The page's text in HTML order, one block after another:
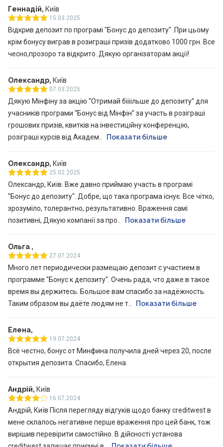
Геннадій, Київ
15.03.2025
Відкрив депозит по програмі "Бонус до депозиту" .При цьому
крім бонусу виграв в розиграші призів додатково 1000 грн. Все
чесно,прозоро та відкрито. Дякую організаторам акції!
Олександр, Київ
07.03.2025
Дякую Мінфіну за акцію “Отримай біііільше до депозиту” для
учасників програми “Бонус від Мінфін” за участь в розіграші
грошових призів, квитків на інвестиційну конференцію,
розіграші курсів від Академ..
Показати більше
Олександр, Київ
25.02.2025
Олександр, Київ. Вже давно приймаю участь в програмі
"Бонус до депозиту". Добре, що така програма існує. Все чітко,
зрозуміло, толерантно, результативно. Враження самі
позитивні, Дякую компанії за про..
Показати більше
Ольга ,
27.07.2024
Много лет периодически размещаю депозит с участием в
программе "Бонус к депозиту". Очень рада, что даже в такое
время вы держитесь. Большое вам спасибо за надёжность.
Таким образом вы даёте людям не т..
Показати більше
Елена,
19.07.2024
Всё честно, бонус от Минфина получила дней через 20, после
открытия депозита. Спасибо, Елена.
Андрій, Київ
16.07.2024
Андрій, Київ Після перегляду відгуків щодо банку creditwest в
мене склалось негативне перше враження про цей банк, тож
вирішив перевірити самостійно. В дійсності установа